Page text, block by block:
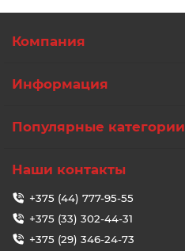
Компания
Информация
Популярные категории
Наши контакты
+375 (44) 777-95-55
+375 (33) 302-44-31
+375 (29) 346-24-73